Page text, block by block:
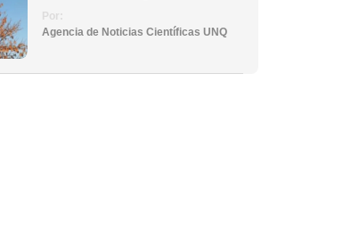
Por:
Agencia de Noticias Científicas UNQ